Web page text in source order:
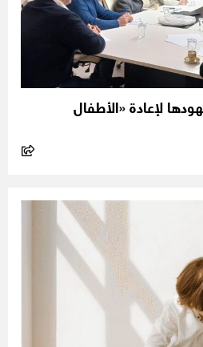
لإعادة «الأطفال